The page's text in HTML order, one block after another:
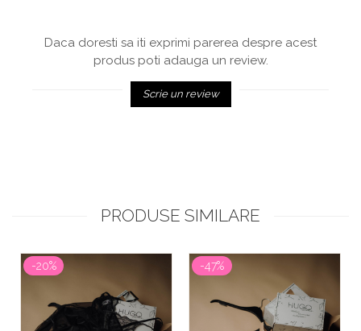
Daca doresti sa iti exprimi parerea despre acest
produs poti adauga un review.
Scrie un review
PRODUSE SIMILARE
-20% -47%